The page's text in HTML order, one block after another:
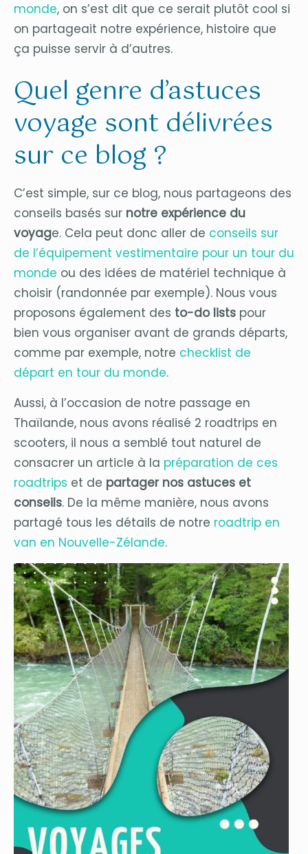
monde, on s’est dit que ce serait plutôt cool si
on partageait notre expérience, histoire que
ça puisse servir à d’autres.
Quel genre d’astuces
voyage sont délivrées
sur ce blog ?
C’est simple, sur ce blog, nous partageons des
conseils basés sur notre expérience du
voyage. Cela peut donc aller de conseils sur
de l’équipement vestimentaire pour un tour du
monde ou des idées de matériel technique à
choisir (randonnée par exemple). Nous vous
proposons également des to-do lists pour
bien vous organiser avant de grands départs,
comme par exemple, notre checklist de
départ en tour du monde.
Aussi, à l’occasion de notre passage en
Thaïlande, nous avons réalisé 2 roadtrips en
scooters, il nous a semblé tout naturel de
consacrer un article à la préparation de ces
roadtrips et de partager nos astuces et
conseils. De la même manière, nous avons
partagé tous les détails de notre roadtrip en
van en Nouvelle-Zélande.